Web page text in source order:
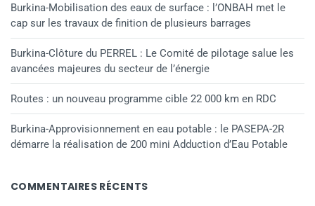
Burkina-Mobilisation des eaux de surface : l’ONBAH met le
cap sur les travaux de finition de plusieurs barrages
Burkina-Clôture du PERREL : Le Comité de pilotage salue les
avancées majeures du secteur de l’énergie
Routes : un nouveau programme cible 22 000 km en RDC
Burkina-Approvisionnement en eau potable : le PASEPA-2R
démarre la réalisation de 200 mini Adduction d’Eau Potable
COMMENTAIRES RÉCENTS